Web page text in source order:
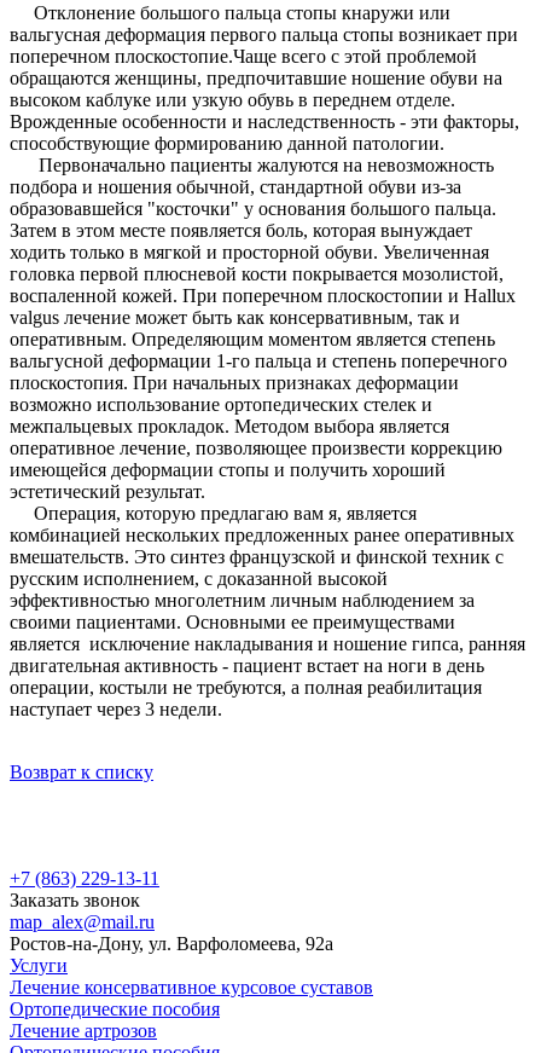
Отклонение большого пальца стопы кнаружи или
вальгусная деформация первого пальца стопы возникает при
поперечном плоскостопие.Чаще всего с этой проблемой
обращаются женщины, предпочитавшие ношение обуви на
высоком каблуке или узкую обувь в переднем отделе.
Врожденные особенности и наследственность - эти факторы,
способствующие формированию данной патологии.
Первоначально пациенты жалуются на невозможность
подбора и ношения обычной, стандартной обуви из-за
образовавшейся "косточки" у основания большого пальца.
Затем в этом месте появляется боль, которая вынуждает
ходить только в мягкой и просторной обуви. Увеличенная
головка первой плюсневой кости покрывается мозолистой,
воспаленной кожей. При поперечном плоскостопии и Hallux
valgus лечение может быть как консервативным, так и
оперативным. Определяющим моментом является степень
вальгусной деформации 1-го пальца и степень поперечного
плоскостопия. При начальных признаках деформации
возможно использование ортопедических стелек и
межпальцевых прокладок. Методом выбора является
оперативное лечение, позволяющее произвести коррекцию
имеющейся деформации стопы и получить хороший
эстетический результат.
Операция, которую предлагаю вам я, является
комбинацией нескольких предложенных ранее оперативных
вмешательств. Это синтез французской и финской техник с
русским исполнением, с доказанной высокой
эффективностью многолетним личным наблюдением за
своими пациентами. Основными ее преимуществами
является исключение накладывания и ношение гипса, ранняя
двигательная активность - пациент встает на ноги в день
операции, костыли не требуются, а полная реабилитация
наступает через 3 недели.
Возврат к списку
+7 (863) 229-13-11
Заказать звонок
map_alex@mail.ru
Ростов-на-Дону, ул. Варфоломеева, 92а
Услуги
Лечение консервативное курсовое суставов
Ортопедические пособия
Лечение артрозов